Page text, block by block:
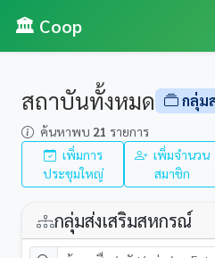
🏛️ Coop
สถาบันทั้งหมด กลุ่ม
ค้นหาพบ 21 รายการ
เพิ่มการ
ประชุมใหญ่
เพิ่มจำนวน
สมาชิก
กลุ่มส่งเสริมสหกรณ์